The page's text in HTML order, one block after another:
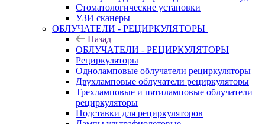
Стоматологические установки
УЗИ сканеры
ОБЛУЧАТЕЛИ - РЕЦИРКУЛЯТОРЫ
Назад
ОБЛУЧАТЕЛИ - РЕЦИРКУЛЯТОРЫ
Рециркуляторы
Одноламповые облучатели рециркуляторы
Двухламповые облучатели рециркуляторы
Трехламповые и пятиламповые облучатели
рециркуляторы
Подставки для рециркуляторов